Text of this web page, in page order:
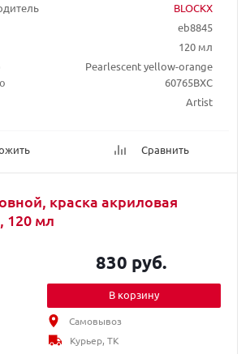
BLOCKX
eb8845
120 мл
Pearlescent yellow-orange
60765BXC
Artist
Сравнить
краска акриловая
120 мл
830 руб.
В корзину
Самовывоз
Курьер, ТК